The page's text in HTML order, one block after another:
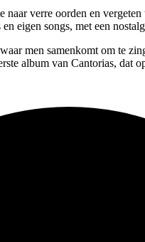
naar verre oorden en
eigen songs, met een
men samenkomt om te
album van Cantorias, dat